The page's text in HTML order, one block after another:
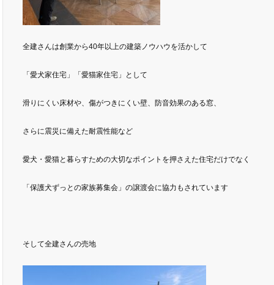
全建さんは創業から40年以上の建築ノウハウを活かして
「愛犬家住宅」「愛猫家住宅」として
滑りにくい床材や、傷がつきにくい壁、防音効果のある窓、
さらに震災に備えた耐震性能など
愛犬・愛猫と暮らすための大切なポイントを押さえた住宅だけでなく
「保護犬ずっとの家族募集会」の譲渡会に協力もされています
そして全建さんの売地